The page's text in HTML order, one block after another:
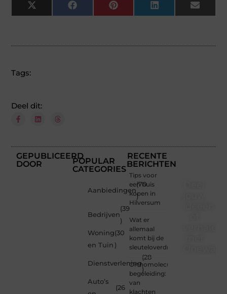
X
(Twitter)
Facebook Pinterest LinkedIn Email
Tags:
Deel dit:
GEPUBLICEERD
DOOR
POPULAR
CATEGORIES
Aanbiedingen
(70
)
Bedrijven
(39
)
Woning
en Tuin
(30
)
Dienstverlening
(28
)
Auto’s
(26
RECENTE
BERICHTEN
Tips voor
een huis
kopen in
Hilversum
Wat er
allemaal
komt bij de
sleuteloverdracht
Orthomoleculaire
begeleiding:
van
klachten